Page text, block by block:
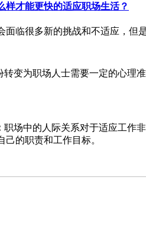
样才能更快的适应职场生活？
很多新的挑战和不适应，但是
转变为职场人士需要一定的心理
职场中的人际关系对于适应工作
的职责和工作目标。